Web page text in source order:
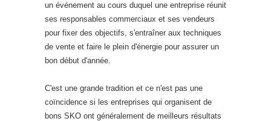
un événement au cours duquel une entreprise réunit
ses responsables commerciaux et ses vendeurs
pour fixer des objectifs, s'entraîner aux techniques
de vente et faire le plein d'énergie pour assurer un
bon début d'année.
C'est une grande tradition et ce n'est pas une
coïncidence si les entreprises qui organisent de
bons SKO ont généralement de meilleurs résultats